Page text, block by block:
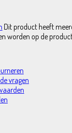
Dit product heeft
worden op de
vragen